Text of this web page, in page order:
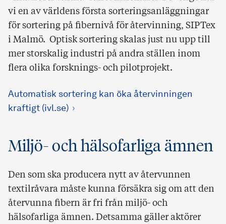
vi en av världens första sorteringsanläggningar
för sortering på fibernivå för återvinning, SIPTex
i Malmö. Optisk sortering skalas just nu upp till
mer storskalig industri på andra ställen inom
flera olika forsknings- och pilotprojekt.
Automatisk sortering kan öka återvinningen
kraftigt (ivl.se)
Miljö- och hälsofarliga ämnen
Den som ska producera nytt av återvunnen
textilråvara måste kunna försäkra sig om att den
återvunna fibern är fri från miljö- och
hälsofarliga ämnen. Detsamma gäller aktörer